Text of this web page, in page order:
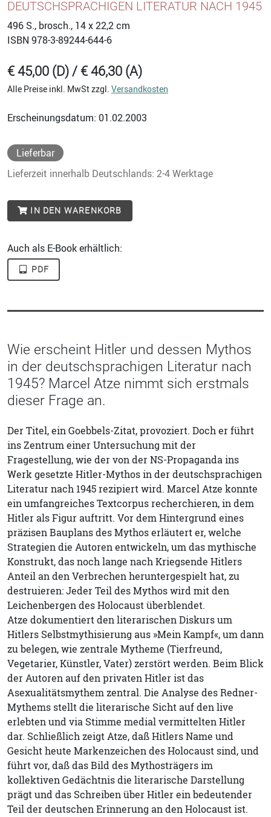
DEUTSCHSPRACHIGEN LITERATUR NACH 1945
496 S., brosch., 14 x 22,2 cm
ISBN 978-3-89244-644-6
€ 45,00 (D) / € 46,30 (A)
Alle Preise inkl. MwSt zzgl. Versandkosten
Erscheinungsdatum: 01.02.2003
Lieferbar
Lieferzeit innerhalb Deutschlands: 2-4 Werktage
IN DEN WARENKORB
Auch als E-Book erhältlich:
PDF
Wie erscheint Hitler und dessen Mythos
in der deutschsprachigen Literatur nach
1945? Marcel Atze nimmt sich erstmals
dieser Frage an.
Der Titel, ein Goebbels-Zitat, provoziert. Doch er führt
ins Zentrum einer Untersuchung mit der
Fragestellung, wie der von der NS-Propaganda ins
Werk gesetzte Hitler-Mythos in der deutschsprachigen
Literatur nach 1945 rezipiert wird. Marcel Atze konnte
ein umfangreiches Textcorpus recherchieren, in dem
Hitler als Figur auftritt. Vor dem Hintergrund eines
präzisen Bauplans des Mythos erläutert er, welche
Strategien die Autoren entwickeln, um das mythische
Konstrukt, das noch lange nach Kriegsende Hitlers
Anteil an den Verbrechen heruntergespielt hat, zu
destruieren: Jeder Teil des Mythos wird mit den
Leichenbergen des Holocaust überblendet.
Atze dokumentiert den literarischen Diskurs um
Hitlers Selbstmythisierung aus »Mein Kampf«, um dann
zu belegen, wie zentrale Mytheme (Tierfreund,
Vegetarier, Künstler, Vater) zerstört werden. Beim Blick
der Autoren auf den privaten Hitler ist das
Asexualitätsmythem zentral. Die Analyse des Redner-
Mythems stellt die literarische Sicht auf den live
erlebten und via Stimme medial vermittelten Hitler
dar. Schließlich zeigt Atze, daß Hitlers Name und
Gesicht heute Markenzeichen des Holocaust sind, und
führt vor, daß das Bild des Mythosträgers im
kollektiven Gedächtnis die literarische Darstellung
prägt und das Schreiben über Hitler ein bedeutender
Teil der deutschen Erinnerung an den Holocaust ist.